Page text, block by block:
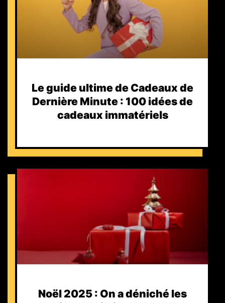
Le guide ultime de Cadeaux de
Dernière Minute : 100 idées de
cadeaux immatériels
Noël 2025 : On a déniché les